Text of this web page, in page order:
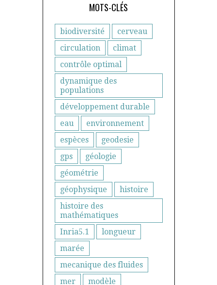
MOTS-CLÉS
biodiversité
cerveau
circulation
climat
contrôle optimal
dynamique des
populations
développement durable
eau
environnement
espèces
geodesie
gps
géologie
géométrie
géophysique
histoire
histoire des
mathématiques
Inria5.1
longueur
marée
mecanique des fluides
mer
modèle